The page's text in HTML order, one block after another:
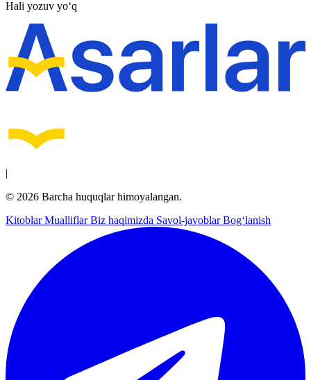
Hali yozuv yo‘q
|
© 2026 Barcha huquqlar himoyalangan.
KitoblarMualliflarBiz haqimizda Savol-javoblarBog‘lanish